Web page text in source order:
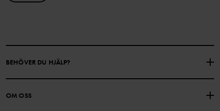
BEHÖVER DU HJÄLP?
KONTAKTA OSS
OM OSS